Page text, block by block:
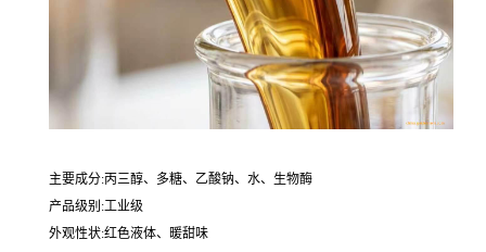
主要成分:丙三醇、多糖、乙酸钠、水、生物酶
产品级别:工业级
外观性状:红色液体、暖甜味